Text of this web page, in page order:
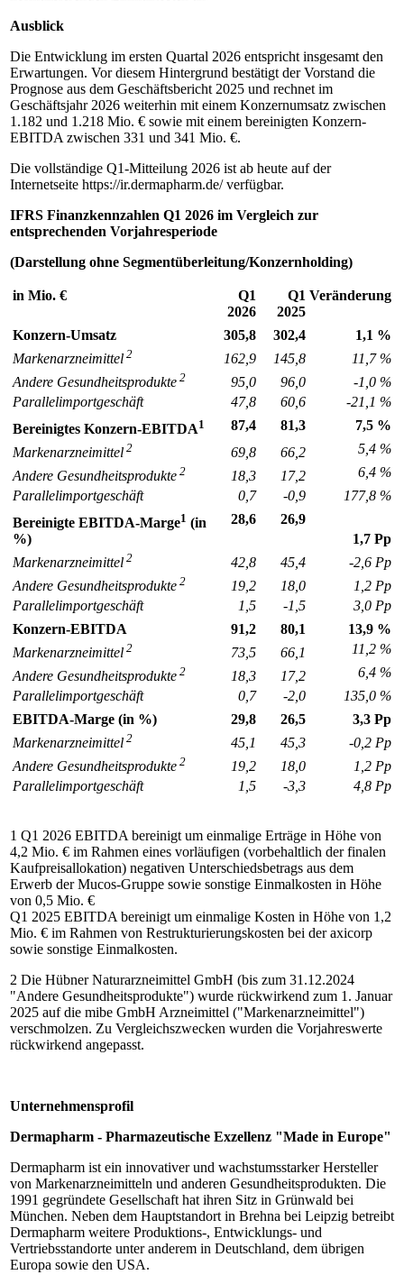
Ausblick
Die Entwicklung im ersten Quartal 2026 entspricht insgesamt den
Erwartungen. Vor diesem Hintergrund bestätigt der Vorstand die
Prognose aus dem Geschäftsbericht 2025 und rechnet im
Geschäftsjahr 2026 weiterhin mit einem Konzernumsatz zwischen
1.182 und 1.218 Mio. € sowie mit einem bereinigten Konzern-
EBITDA zwischen 331 und 341 Mio. €.
Die vollständige Q1-Mitteilung 2026 ist ab heute auf der
Internetseite https://ir.dermapharm.de/ verfügbar.
IFRS Finanzkennzahlen Q1 2026 im Vergleich zur
entsprechenden Vorjahresperiode
(Darstellung ohne Segmentüberleitung/Konzernholding)
in Mio. €
Q1
2026
Q1
2025
Veränderung
Konzern-Umsatz 305,8 302,4
1,1 %
Markenarzneimittel 2 162,9 145,8
11,7 %
Andere Gesundheitsprodukte 2 95,0 96,0
-1,0 %
Parallelimportgeschäft
47,8 60,6
-21,1 %
Bereinigtes Konzern-EBITDA1 87,4 81,3
7,5 %
Markenarzneimittel 2 69,8 66,2
5,4 %
Andere Gesundheitsprodukte 2 18,3 17,2
6,4 %
Parallelimportgeschäft
0,7 -0,9
177,8 %
Bereinigte EBITDA-Marge1 (in
%)
28,6
26,9
1,7 Pp
Markenarzneimittel 2 42,8 45,4
-2,6 Pp
Andere Gesundheitsprodukte 2 19,2 18,0
1,2 Pp
Parallelimportgeschäft
1,5 -1,5
3,0 Pp
Konzern-EBITDA
91,2 80,1
13,9 %
Markenarzneimittel 2 73,5 66,1
11,2 %
Andere Gesundheitsprodukte 2 18,3 17,2
6,4 %
Parallelimportgeschäft
0,7 -2,0
135,0 %
EBITDA-Marge (in %)
29,8 26,5
3,3 Pp
Markenarzneimittel 2 45,1 45,3
-0,2 Pp
Andere Gesundheitsprodukte 2 19,2 18,0
1,2 Pp
Parallelimportgeschäft
1,5 -3,3 4,8 Pp
1 Q1 2026 EBITDA bereinigt um einmalige Erträge in Höhe von
4,2 Mio. € im Rahmen eines vorläufigen (vorbehaltlich der finalen
Kaufpreisallokation) negativen Unterschiedsbetrags aus dem
Erwerb der Mucos-Gruppe sowie sonstige Einmalkosten in Höhe
von 0,5 Mio. €
Q1 2025 EBITDA bereinigt um einmalige Kosten in Höhe von 1,2
Mio. € im Rahmen von Restrukturierungskosten bei der axicorp
sowie sonstige Einmalkosten.
2 Die Hübner Naturarzneimittel GmbH (bis zum 31.12.2024
"Andere Gesundheitsprodukte") wurde rückwirkend zum 1. Januar
2025 auf die mibe GmbH Arzneimittel ("Markenarzneimittel")
verschmolzen. Zu Vergleichszwecken wurden die Vorjahreswerte
rückwirkend angepasst.
Unternehmensprofil
Dermapharm - Pharmazeutische Exzellenz "Made in Europe"
Dermapharm ist ein innovativer und wachstumsstarker Hersteller
von Markenarzneimitteln und anderen Gesundheitsprodukten. Die
1991 gegründete Gesellschaft hat ihren Sitz in Grünwald bei
München. Neben dem Hauptstandort in Brehna bei Leipzig betreibt
Dermapharm weitere Produktions-, Entwicklungs- und
Vertriebsstandorte unter anderem in Deutschland, dem übrigen
Europa sowie den USA.